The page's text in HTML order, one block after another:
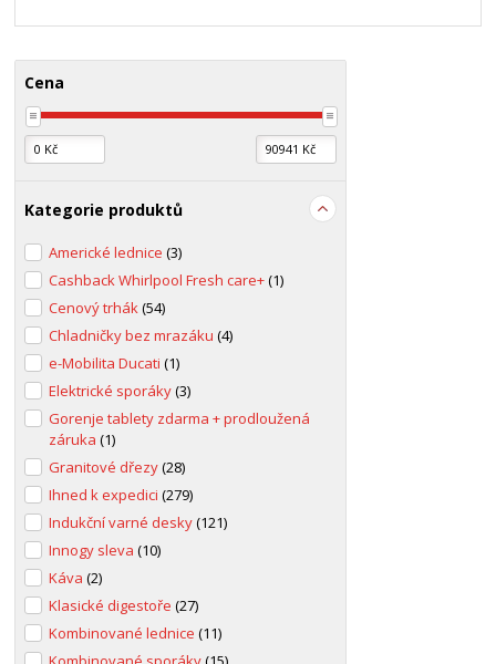
Cena
Kategorie produktů
Americké lednice(3)
Cashback Whirlpool Fresh care+(1)
Cenový trhák(54)
Chladničky bez mrazáku(4)
e-Mobilita Ducati(1)
Elektrické sporáky(3)
Gorenje tablety zdarma + prodloužená
záruka(1)
Granitové dřezy(28)
Ihned k expedici(279)
Indukční varné desky(121)
Innogy sleva(10)
Káva(2)
Klasické digestoře(27)
Kombinované lednice(11)